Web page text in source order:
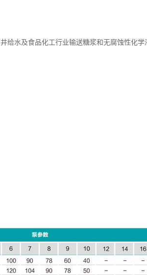
给水及食品化工行业输送糖浆和无腐蚀性化学